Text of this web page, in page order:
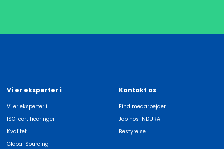
Vi er eksperter i
Vi er eksperter i
ISO-certificeringer
Kvalitet
Global Sourcing
Kontakt os
Find medarbejder
Job hos INDURA
Bestyrelse